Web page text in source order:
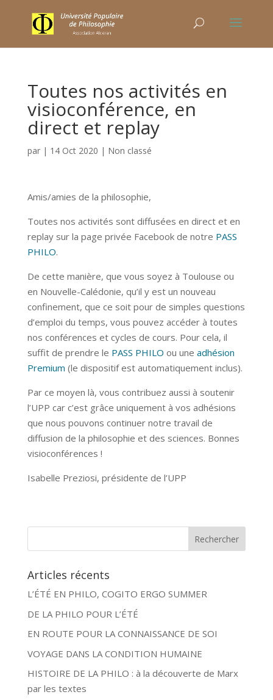
Toutes nos activités en
visioconférence, en
direct et replay
par | 14 Oct 2020 | Non classé
Amis/amies de la philosophie,
Toutes nos activités sont diffusées en direct et en
replay sur la page privée Facebook de notre PASS
PHILO.
De cette manière, que vous soyez à Toulouse ou
en Nouvelle-Calédonie, qu’il y est un nouveau
confinement, que ce soit pour de simples questions
d’emploi du temps, vous pouvez accéder à toutes
nos conférences et cycles de cours. Pour cela, il
suffit de prendre le PASS PHILO ou une adhésion
Premium (le dispositif est automatiquement inclus).
Par ce moyen là, vous contribuez aussi à soutenir
l’UPP car c’est grâce uniquement à vos adhésions
que nous pouvons continuer notre travail de
diffusion de la philosophie et des sciences. Bonnes
visioconférences !
Isabelle Preziosi, présidente de l’UPP
Articles récents
L’ÉTÉ EN PHILO, COGITO ERGO SUMMER
DE LA PHILO POUR L’ÉTÉ
EN ROUTE POUR LA CONNAISSANCE DE SOI
VOYAGE DANS LA CONDITION HUMAINE
HISTOIRE DE LA PHILO : à la découverte de Marx
par les textes